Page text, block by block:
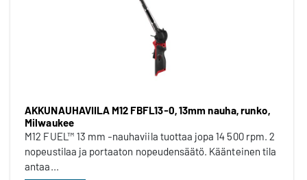
AKKUNAUHAVIILA M12 FBFL13-0, 13mm nauha, runko,
Milwaukee
M12 FUEL™ 13 mm -nauhaviila tuottaa jopa 14 500 rpm. 2
nopeustilaa ja portaaton nopeudensäätö. Käänteinen tila
antaa...